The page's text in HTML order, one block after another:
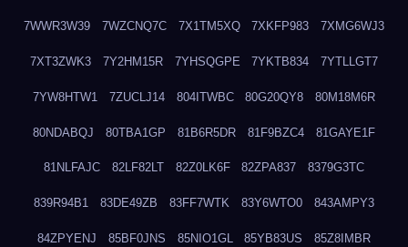
7WWR3W39 7WZCNQ7C 7X1TM5XQ 7XKFP983 7XMG6WJ3
7XT3ZWK3 7Y2HM15R 7YHSQGPE 7YKTB834 7YTLLGT7
7YW8HTW1 7ZUCLJ14 804ITWBC 80G20QY8 80M18M6R
80NDABQJ 80TBA1GP 81B6R5DR 81F9BZC4 81GAYE1F
81NLFAJC 82LF82LT 82Z0LK6F 82ZPA837 8379G3TC
839R94B1 83DE49ZB 83FF7WTK 83Y6WTO0 843AMPY3
84ZPYENJ 85BF0JNS 85NIO1GL 85YB83US 85Z8IMBR